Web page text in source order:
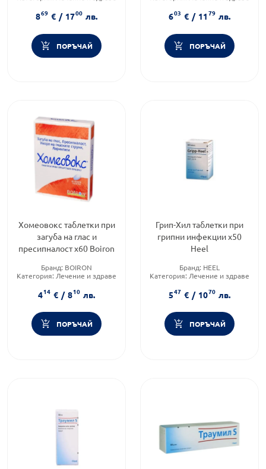
869 € / 1700 лв.
ПОРЪЧАЙ
603 € / 1179 лв.
ПОРЪЧАЙ
Хомеовокс таблетки при
загуба на глас и
пресипналост х60 Boiron
Бранд: BOIRON
Категория: Лечение и здраве
414 € / 810 лв.
ПОРЪЧАЙ
Грип-Хил таблетки при
грипни инфекции х50
Heel
Бранд: HEEL
Категория: Лечение и здраве
547 € / 1070 лв.
ПОРЪЧАЙ